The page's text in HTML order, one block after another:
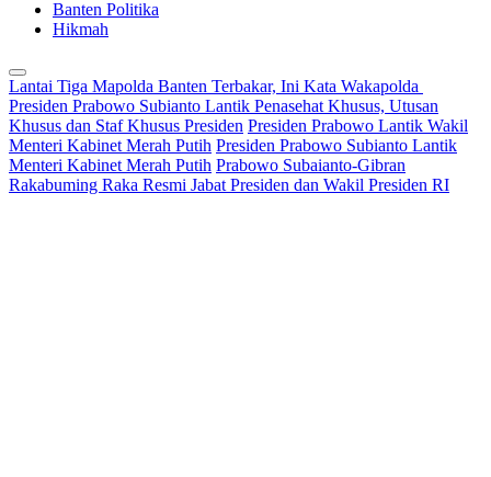
Banten Politika
Hikmah
Lantai Tiga Mapolda Banten Terbakar, Ini Kata Wakapolda
Presiden Prabowo Subianto Lantik Penasehat Khusus, Utusan
Khusus dan Staf Khusus Presiden Presiden Prabowo Lantik Wakil
Menteri Kabinet Merah Putih Presiden Prabowo Subianto Lantik
Menteri Kabinet Merah Putih Prabowo Subaianto-Gibran
Rakabuming Raka Resmi Jabat Presiden dan Wakil Presiden RI